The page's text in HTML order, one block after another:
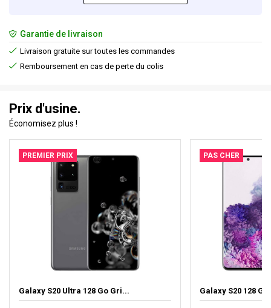
Garantie de livraison
Livraison gratuite sur toutes les commandes
Remboursement en cas de perte du colis
Prix d'usine.
Économisez plus !
PREMIER PRIX
Galaxy S20 Ultra 128 Go Gri...
PAS CHER
Galaxy S20 128